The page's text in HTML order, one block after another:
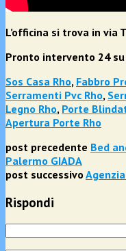
L’officina si trova in via
Pronto intervento 24
Sos Casa Rho, Fabbro
Serramenti Pvc Rho,
Legno Rho, Porte
Apertura Porte Rho
post precedente Bed
Palermo GIADA
post successivo
Rispondi